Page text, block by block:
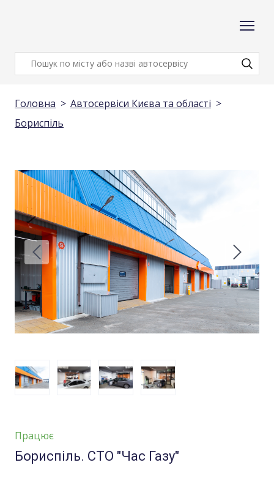
Головна
Автосервіси Києва та області
Бориспіль
Працює
Бориспіль. СТО "Час Газу"